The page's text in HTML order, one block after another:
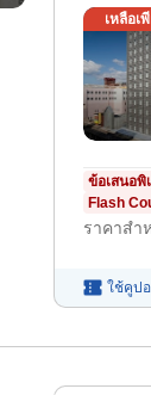
เหลือเ
ข้อเสนอพิ
Flash
ราคาสำ
ใช้คูป